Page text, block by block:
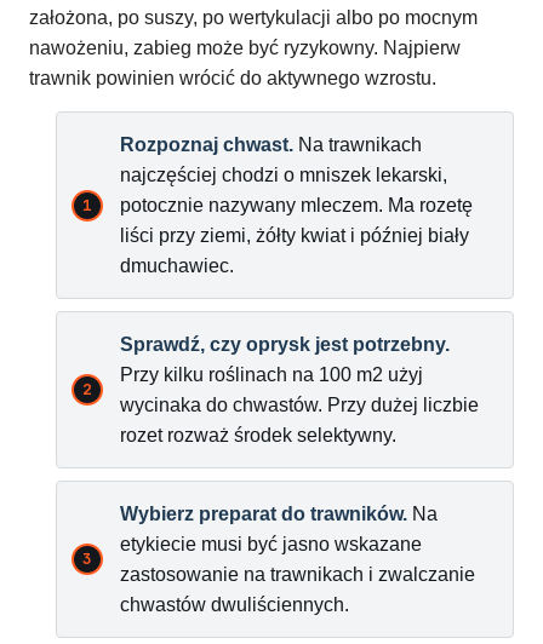
założona, po suszy, po wertykulacji albo po mocnym
nawożeniu, zabieg może być ryzykowny. Najpierw
trawnik powinien wrócić do aktywnego wzrostu.
Rozpoznaj chwast. Na trawnikach
najczęściej chodzi o mniszek lekarski,
potocznie nazywany mleczem. Ma rozetę
liści przy ziemi, żółty kwiat i później biały
dmuchawiec.
Sprawdź, czy oprysk jest potrzebny.
Przy kilku roślinach na 100 m2 użyj
wycinaka do chwastów. Przy dużej liczbie
rozet rozważ środek selektywny.
Wybierz preparat do trawników. Na
etykiecie musi być jasno wskazane
zastosowanie na trawnikach i zwalczanie
chwastów dwuliściennych.